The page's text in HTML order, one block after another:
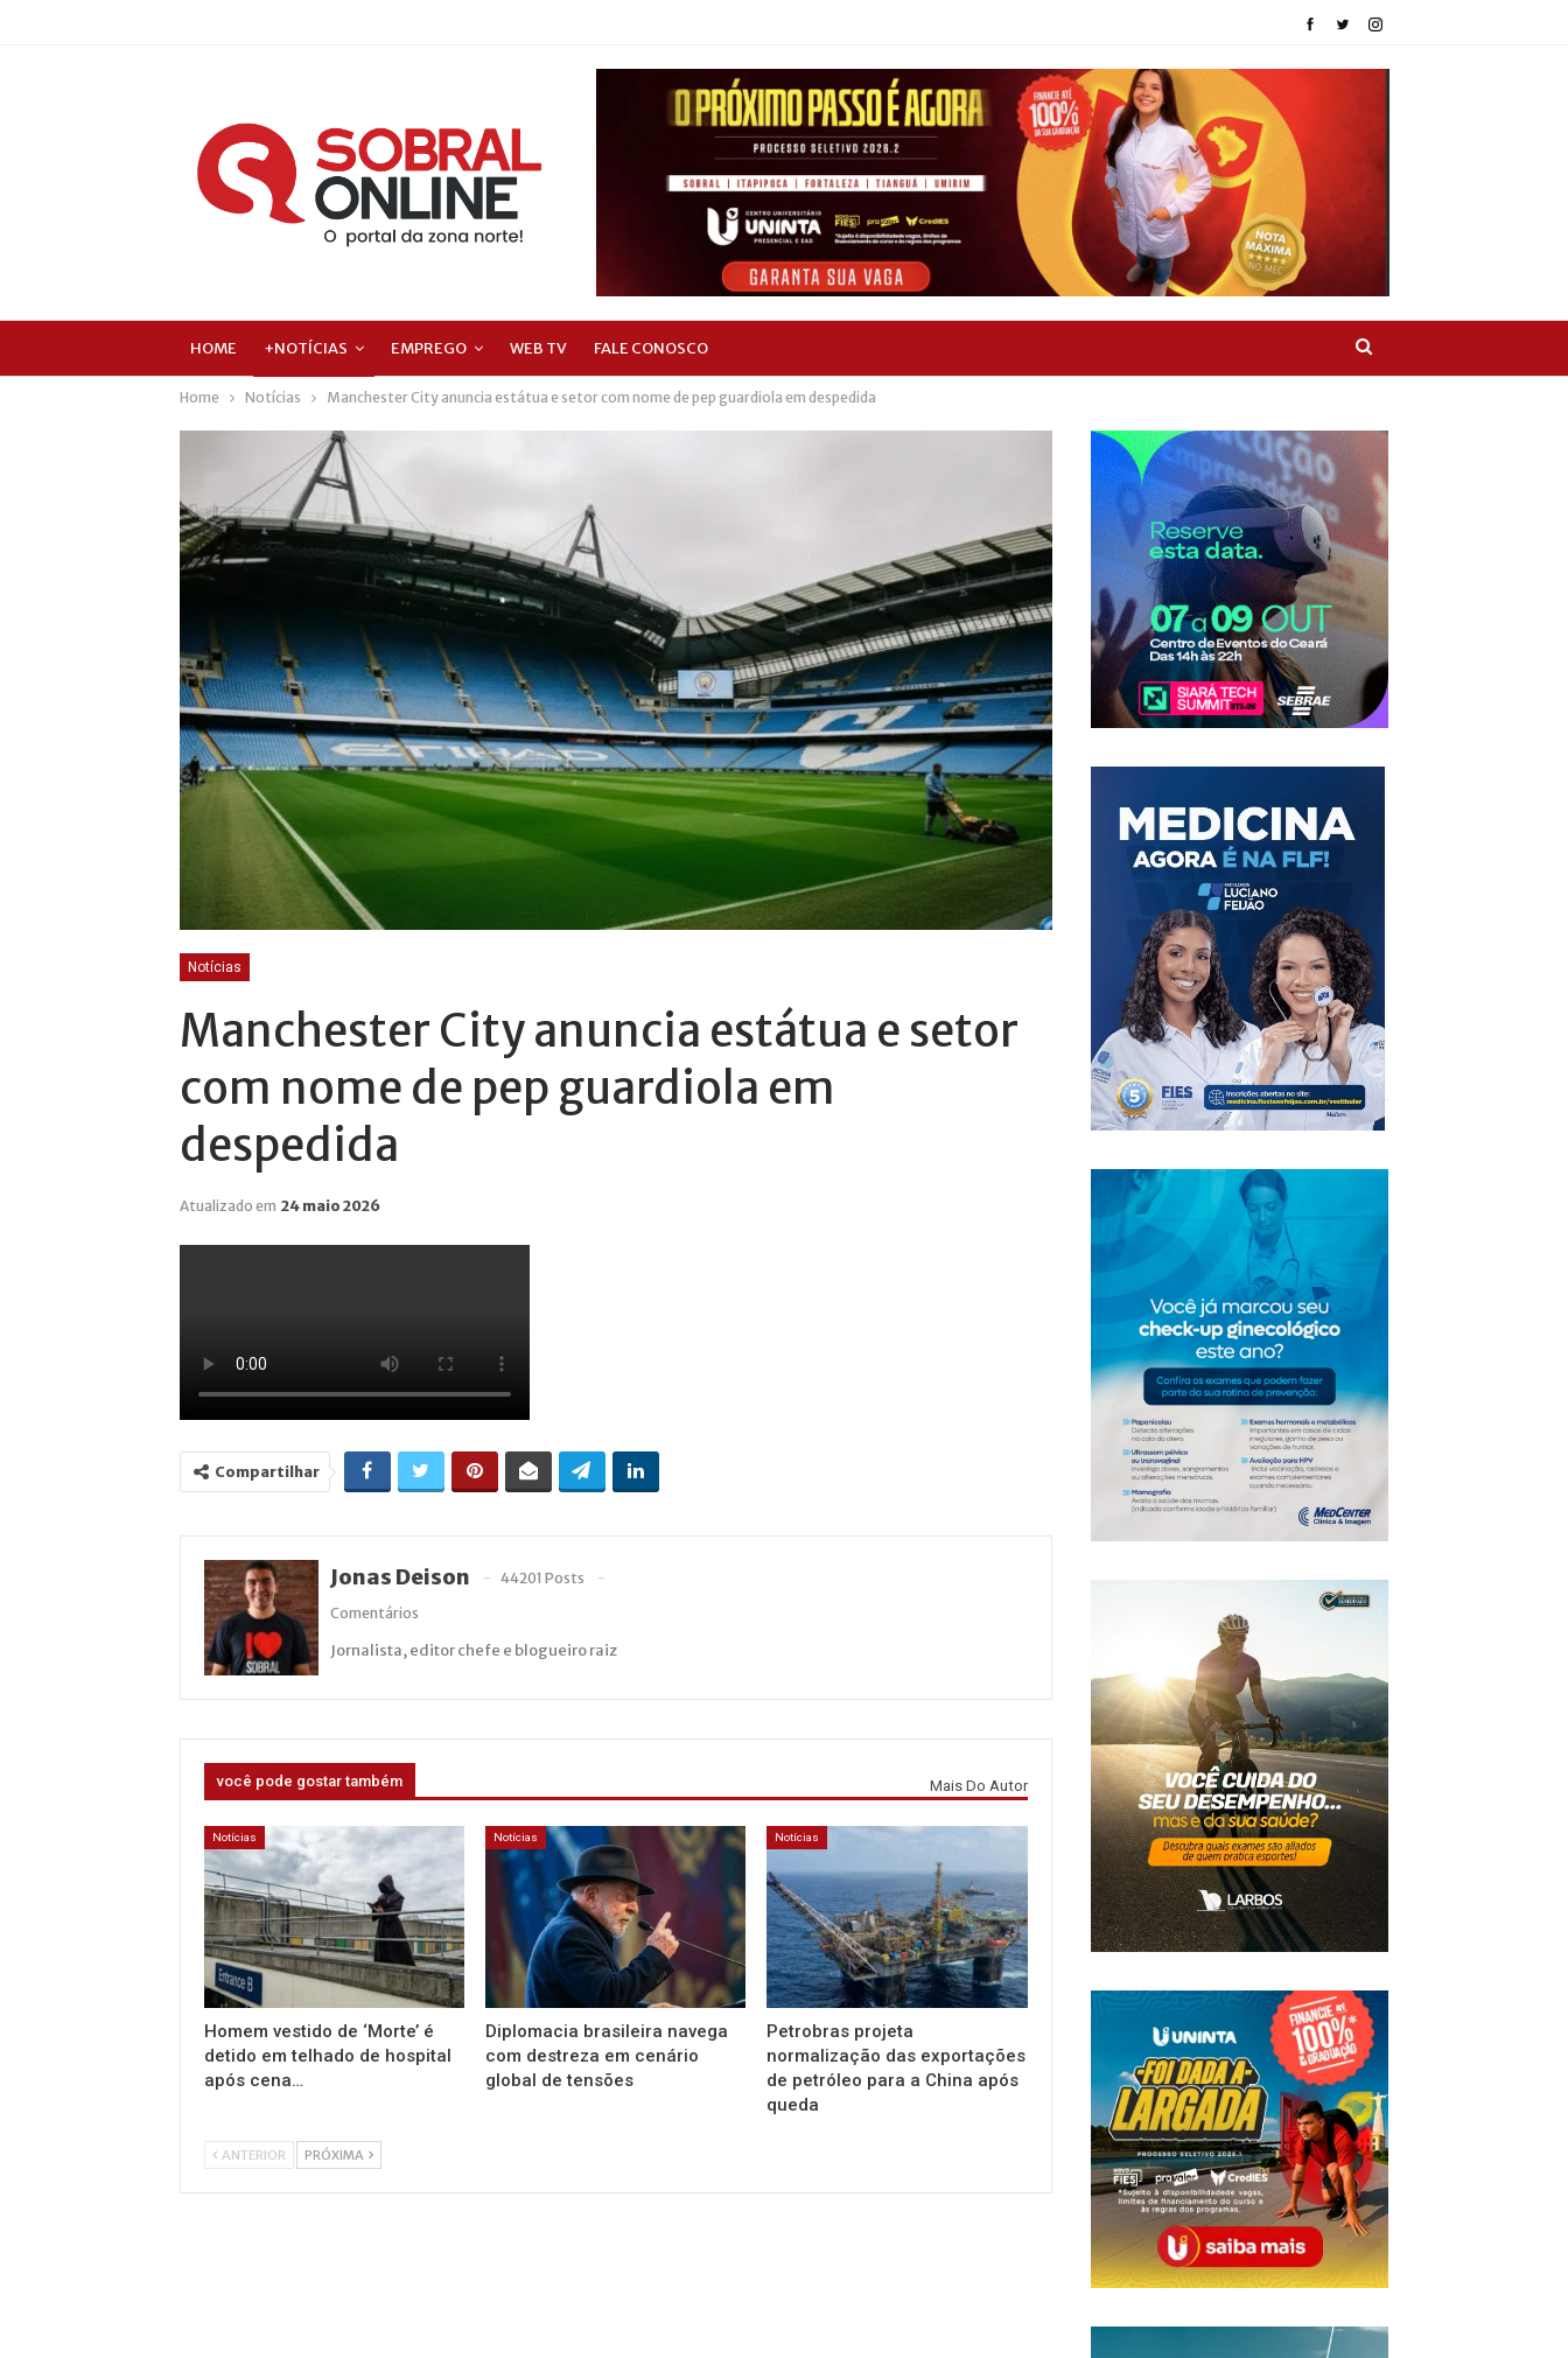
HOME +NOTÍCIAS EMPREGO WEB TV FALE CONOSCO
Home Notícias Manchester City anuncia estátua e setor com nome de pep guardiola em despedida
Notícias
Manchester City anuncia estátua e setor
com nome de pep guardiola em
despedida
Atualizado em 24 maio 2026
Compartilhar
Jonas Deison
44201 Posts
Comentários
Jornalista, editor chefe e blogueiro raiz
você pode gostar também Mais Do Autor
Notícias
Homem vestido de ‘Morte’ é
detido em telhado de hospital
após cena…
Notícias
Diplomacia brasileira navega
com destreza em cenário
global de tensões
Notícias
Petrobras projeta
normalização das exportações
de petróleo para a China após
queda
ANTERIOR PRÓXIMA